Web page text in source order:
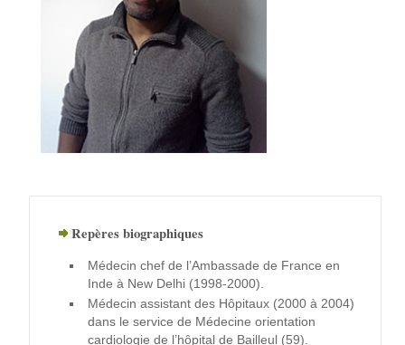
Repères biographiques
Médecin chef de l’Ambassade de France en
Inde à New Delhi (1998-2000).
Médecin assistant des Hôpitaux (2000 à 2004)
dans le service de Médecine orientation
cardiologie de l’hôpital de Bailleul (59).